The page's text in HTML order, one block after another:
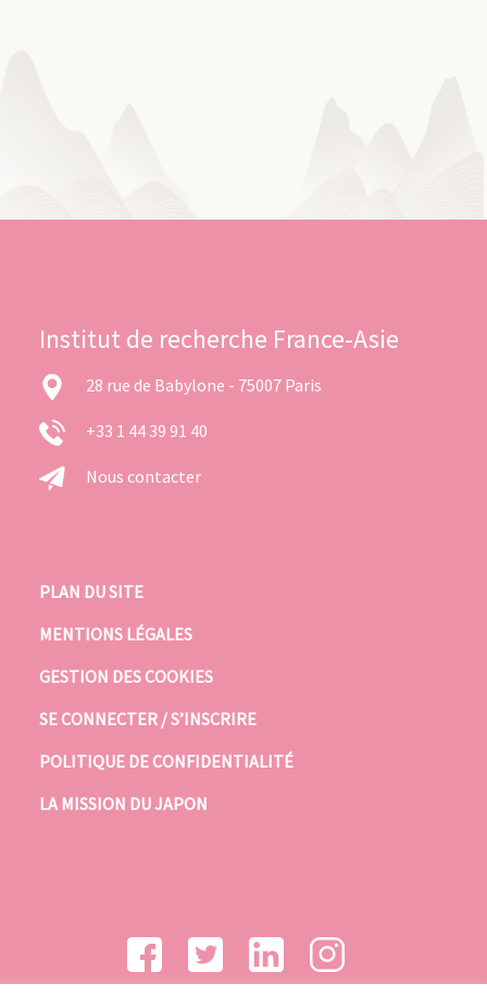
Institut de recherche France-Asie
28 rue de Babylone - 75007 Paris
+33 1 44 39 91 40
Nous contacter
PLAN DU SITE
MENTIONS LÉGALES
GESTION DES COOKIES
SE CONNECTER / S’INSCRIRE
POLITIQUE DE CONFIDENTIALITÉ
LA MISSION DU JAPON